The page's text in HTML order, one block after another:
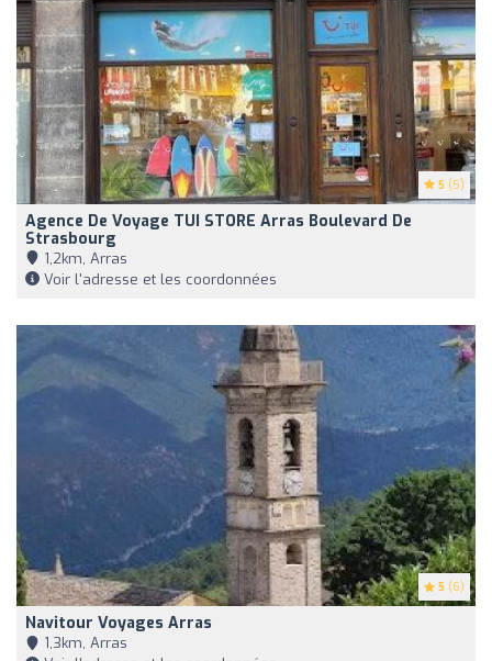
5 (5)
Agence De Voyage TUI STORE Arras Boulevard De
Strasbourg
1,2km, Arras
Voir l'adresse et les coordonnées
5 (6)
Navitour Voyages Arras
1,3km, Arras